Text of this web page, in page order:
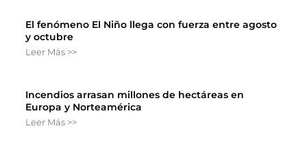
El fenómeno El Niño llega con fuerza entre agosto
y octubre
Leer Más >>
Incendios arrasan millones de hectáreas en
Europa y Norteamérica
Leer Más >>